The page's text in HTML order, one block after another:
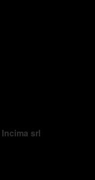
Incima srl